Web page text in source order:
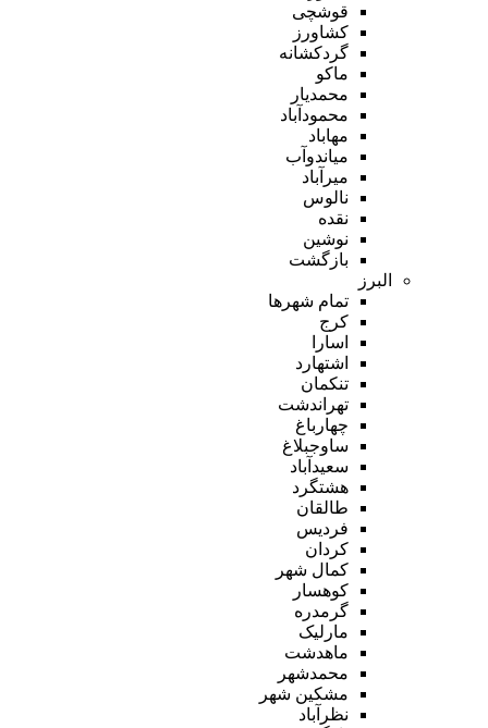
قوشچی
کشاورز
گردکشانه
ماکو
محمدیار
محمودآباد
مهاباد
میاندوآب
میرآباد
نالوس
نقده
نوشین
بازگشت
البرز
تمام شهر‌ها
کرج
اسارا
اشتهارد
تنکمان
تهراندشت
چهارباغ
ساوجبلاغ
سعیدآباد
هشتگرد
طالقان
فردیس
کردان
کمال شهر
کوهسار
گرمدره
مارلیک
ماهدشت
محمدشهر
مشکین شهر
نظرآباد